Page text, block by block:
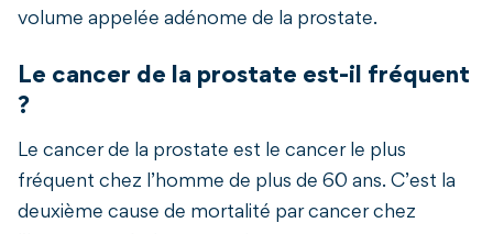
volume appelée adénome de la prostate.
Le cancer de la prostate est-il fréquent
?
Le cancer de la prostate est le cancer le plus
fréquent chez l’homme de plus de 60 ans. C’est la
deuxième cause de mortalité par cancer chez